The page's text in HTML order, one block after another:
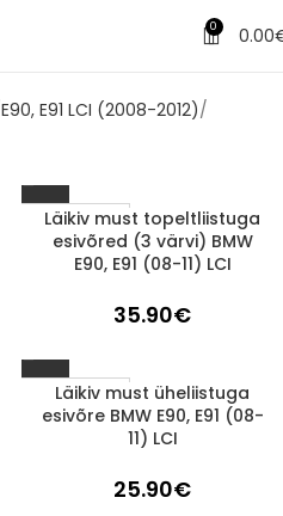
0 0.00
E90, E91 LCI (2008-2012)
1-3 d.d.
Läikiv must topeltliistuga
esivõred (3 värvi) BMW
E90, E91 (08-11) LCI
35.90€
1-3 d.d.
Läikiv must üheliistuga
esivõre BMW E90, E91 (08-
11) LCI
25.90€